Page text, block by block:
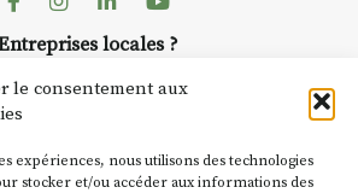
le consentement aux
expériences, nous utilisons des technologies
stocker et/ou accéder aux informations des
locales ?
toute l'actu de Strada